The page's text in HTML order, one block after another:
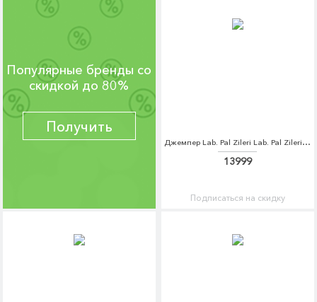
Популярные бренды со
скидкой до 80%
Получить
Джемпер Lab. Pal Zileri Lab. Pal Zileri LA059EMDQJY0
13999
Подписаться на скидку